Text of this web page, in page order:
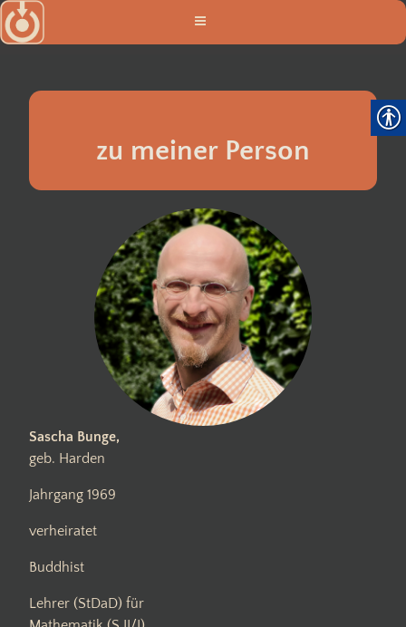
Zum
Inhalt
zu meiner Person
Sascha Bunge,
geb. Harden
Jahrgang 1969
verheiratet
Buddhist
Lehrer (StDaD) für